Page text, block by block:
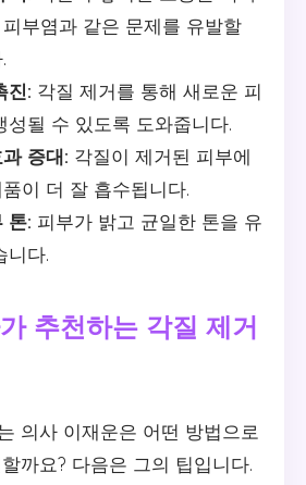
부염과 같은 문제를 유발할
진: 각질 제거를 통해 새로운 피
성될 수 있도록 도와줍니다.
증대: 각질이 제거된 피부에
이 더 잘 흡수됩니다.
톤: 피부가 밝고 균일한 톤을 유
니다.
추천하는 각질 제거
의사 이재운은 어떤 방법으로
까요? 다음은 그의 팁입니다.